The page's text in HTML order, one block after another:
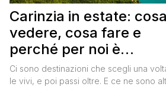
Carinzia in estate: cosa
vedere, cosa fare e
perché per noi è
diventata una
destinazione del cuore
Ci sono destinazioni che scegli una
le vivi, e poi passi oltre. E ce ne sono